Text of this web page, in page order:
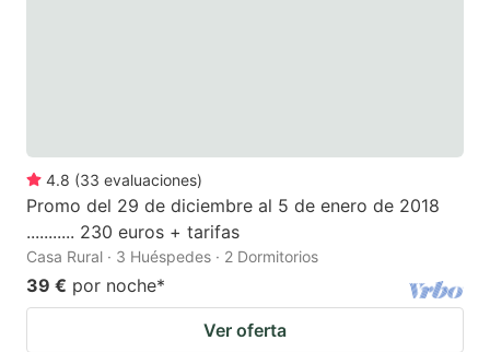
4.8 (33 evaluaciones)
Promo del 29 de diciembre al 5 de enero de 2018
........... 230 euros + tarifas
Casa Rural · 3 Huéspedes · 2 Dormitorios
39 € por noche*
Ver oferta